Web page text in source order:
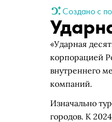
Создано с
«Ударная
корпорацией
внутреннего
компаний.
Изначально
городов. К